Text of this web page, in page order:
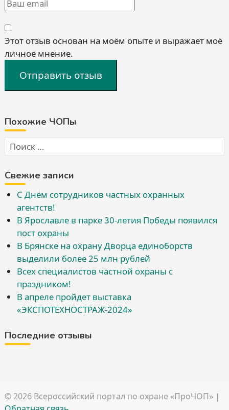
Этот отзыв основан на моём опыте и выражает моё
личное мнение.
Отправить отзыв
Похожие ЧОПы
Свежие записи
С Днём сотрудников частных охранных
агентств!
В Ярославле в парке 30-летия Победы появился
пост охраны
В Брянске на охрану Дворца единоборств
выделили более 25 млн рублей
Всех специалистов частной охраны с
праздником!
В апреле пройдет выставка
«ЭКСПОТЕХНОСТРАЖ-2024»
Последние отзывы
© 2026 Всероссийский портал по охране «ПроЧОП» |